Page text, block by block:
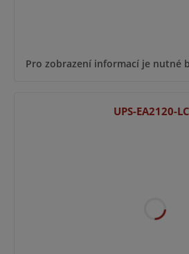
Pro zobrazení informací je nutné
UPS-EA2120-